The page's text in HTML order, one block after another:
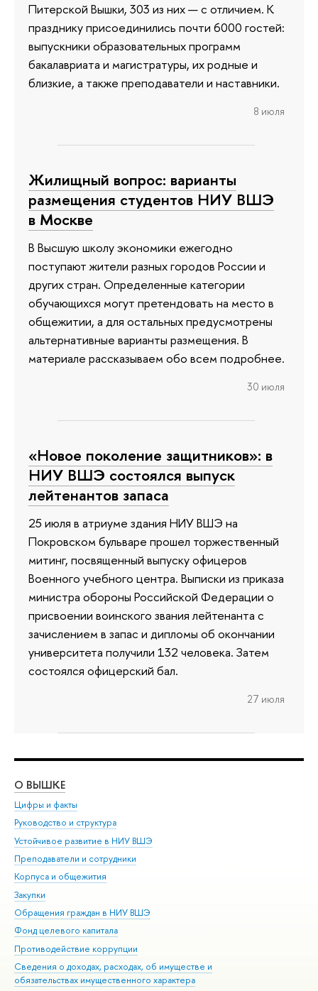
Питерской Вышки, 303 из них — с отличием. К
празднику присоединились почти 6000 гостей:
выпускники образовательных программ
бакалавриата и магистратуры, их родные и
близкие, а также преподаватели и наставники.
8 июля
Жилищный вопрос: варианты
размещения студентов НИУ ВШЭ
в Москве
В Высшую школу экономики ежегодно
поступают жители разных городов России и
других стран. Определенные категории
обучающихся могут претендовать на место в
общежитии, а для остальных предусмотрены
альтернативные варианты размещения. В
материале рассказываем обо всем подробнее.
30 июля
«Новое поколение защитников»: в
НИУ ВШЭ состоялся выпуск
лейтенантов запаса
25 июля в атриуме здания НИУ ВШЭ на
Покровском бульваре прошел торжественный
митинг, посвященный выпуску офицеров
Военного учебного центра. Выписки из приказа
министра обороны Российской Федерации о
присвоении воинского звания лейтенанта с
зачислением в запас и дипломы об окончании
университета получили 132 человека. Затем
состоялся офицерский бал.
27 июля
О ВЫШКЕ
Цифры и факты
Руководство и структура
Устойчивое развитие в НИУ ВШЭ
Преподаватели и сотрудники
Корпуса и общежития
Закупки
Обращения граждан в НИУ ВШЭ
Фонд целевого капитала
Противодействие коррупции
Сведения о доходах, расходах, об имуществе и
обязательствах имущественного характера